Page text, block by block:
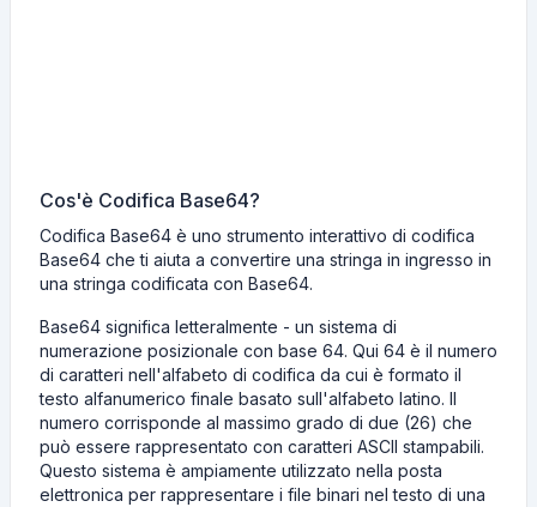
Cos'è Codifica Base64?
Codifica Base64 è uno strumento interattivo di codifica
Base64 che ti aiuta a convertire una stringa in ingresso in
una stringa codificata con Base64.
Base64 significa letteralmente - un sistema di
numerazione posizionale con base 64. Qui 64 è il numero
di caratteri nell'alfabeto di codifica da cui è formato il
testo alfanumerico finale basato sull'alfabeto latino. Il
numero corrisponde al massimo grado di due (26) che
può essere rappresentato con caratteri ASCII stampabili.
Questo sistema è ampiamente utilizzato nella posta
elettronica per rappresentare i file binari nel testo di una